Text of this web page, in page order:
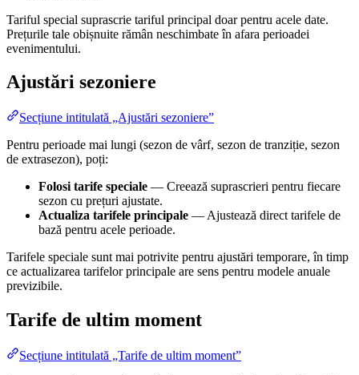
Tariful special suprascrie tariful principal doar pentru acele date.
Prețurile tale obișnuite rămân neschimbate în afara perioadei
evenimentului.
Ajustări sezoniere
Secțiune intitulată „Ajustări sezoniere”
Pentru perioade mai lungi (sezon de vârf, sezon de tranziție, sezon
de extrasezon), poți:
Folosi tarife speciale — Creează suprascrieri pentru fiecare
sezon cu prețuri ajustate.
Actualiza tarifele principale — Ajustează direct tarifele de
bază pentru acele perioade.
Tarifele speciale sunt mai potrivite pentru ajustări temporare, în timp
ce actualizarea tarifelor principale are sens pentru modele anuale
previzibile.
Tarife de ultim moment
Secțiune intitulată „Tarife de ultim moment”